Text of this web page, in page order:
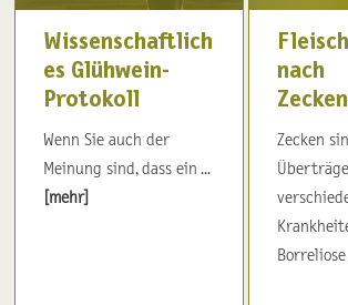
Wissenschaftlich
es Glühwein-
Protokoll
Wenn Sie auch der
Meinung sind, dass ein ...
[mehr]
nach
Zecken
Borreliose